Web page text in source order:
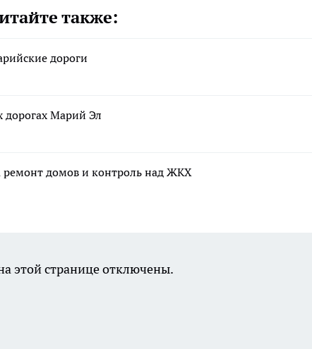
также:
дороги
дорогах Марий Эл
ремонт домов и контроль над ЖКХ
этой странице отключены.